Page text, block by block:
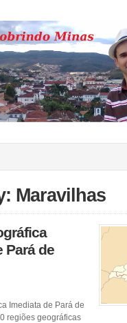
Maravilhas
Pará de
Imediata de Pará de
regiões geográficas